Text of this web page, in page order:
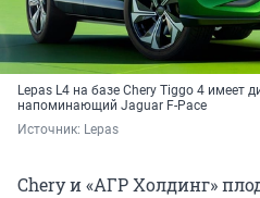
Lepas L4 на базе Chery Tiggo 4 имеет
напоминающий Jaguar F-Pace
Источник: Lepas
Chery и «АГР Холдинг»